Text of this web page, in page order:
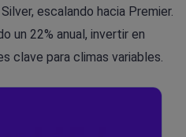
escalando hacia Premier.
un 22% anual, invertir en
clave para climas variables.